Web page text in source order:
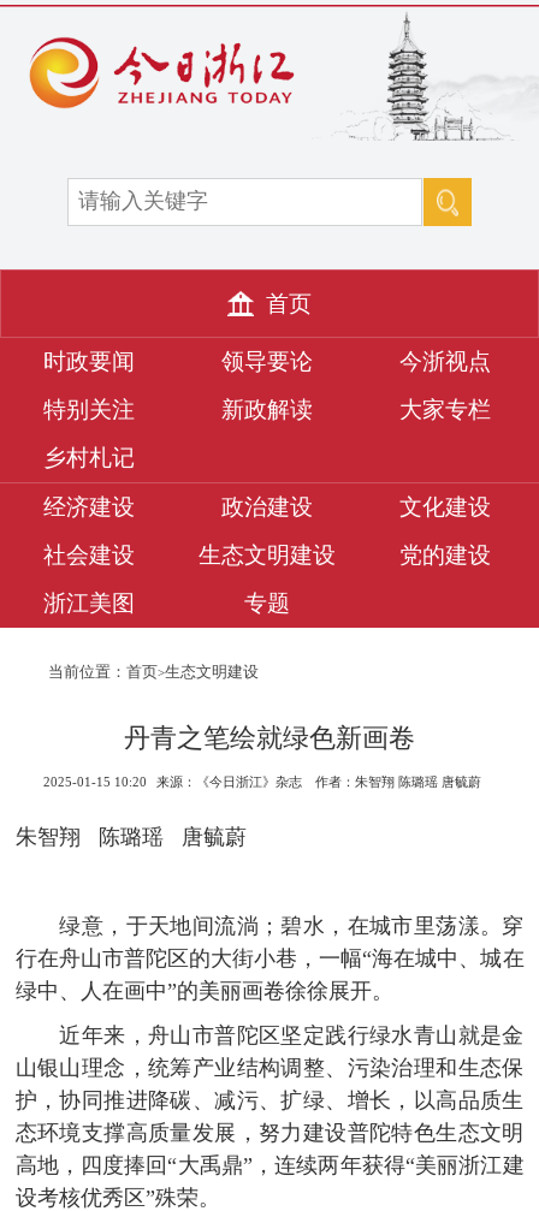
首页
时政要闻 领导要论
今浙视点
特别关注
新政解读
大家专栏
乡村札记
经济建设
政治建设
文化建设
社会建设
生态文明建设
党的建设
浙江美图
专题
当前位置： 首页>生态文明建设
丹青之笔绘就绿色新画卷
2025-01-15 10:20 来源：《今日浙江》杂志 作者：朱智翔 陈璐瑶 唐毓蔚
朱智翔 陈璐瑶 唐毓蔚
绿意，于天地间流淌；碧水，在城市里荡漾。穿
行在舟山市普陀区的大街小巷，一幅“海在城中、城在
绿中、人在画中”的美丽画卷徐徐展开。
近年来，舟山市普陀区坚定践行绿水青山就是金
山银山理念，统筹产业结构调整、污染治理和生态保
护，协同推进降碳、减污、扩绿、增长，以高品质生
态环境支撑高质量发展，努力建设普陀特色生态文明
高地，四度捧回“大禹鼎”，连续两年获得“美丽浙江建
设考核优秀区”殊荣。